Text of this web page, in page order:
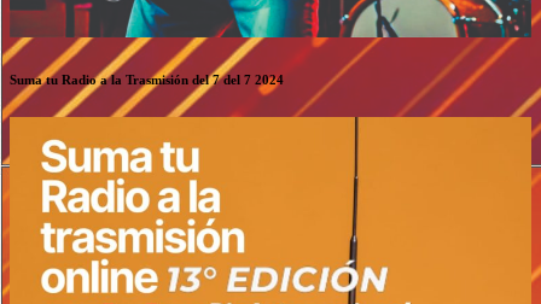
Suma tu Radio a la Trasmisión del 7 del 7 2024